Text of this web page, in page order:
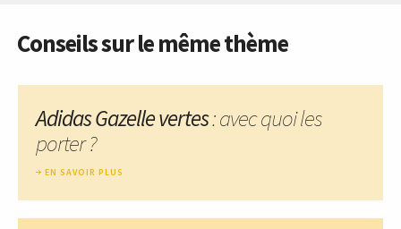
Conseils sur le même thème
Adidas Gazelle vertes: avec quoi les
porter ?
EN SAVOIR PLUS